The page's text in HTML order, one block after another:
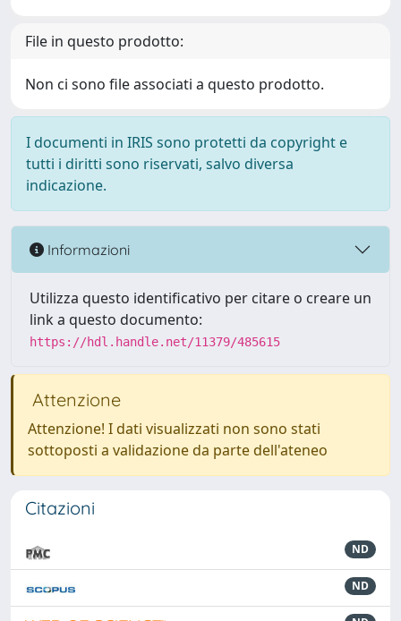
File in questo prodotto:
Non ci sono file associati a questo prodotto.
I documenti in IRIS sono protetti da copyright e
tutti i diritti sono riservati, salvo diversa
indicazione.
Informazioni
Utilizza questo identificativo per citare o creare un
link a questo documento:
https://hdl.handle.net/11379/485615
Attenzione
Attenzione! I dati visualizzati non sono stati
sottoposti a validazione da parte dell'ateneo
Citazioni
ND
ND